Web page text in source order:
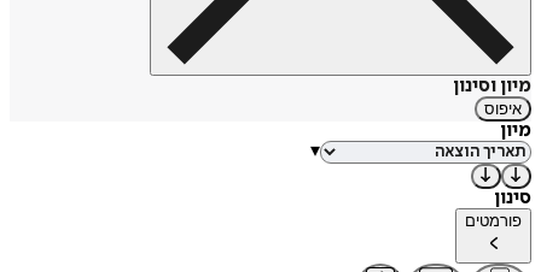
מיון וסינון
איפוס
מיון
▾
סינון
פורמטים